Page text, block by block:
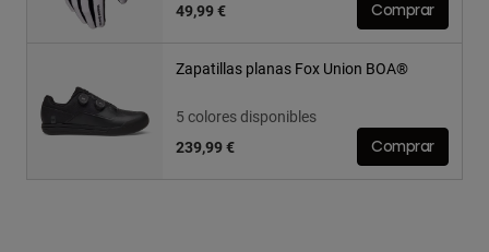
49,99 € Comprar
Zapatillas planas Fox Union BOA®
5 colores disponibles
239,99 €
Comprar